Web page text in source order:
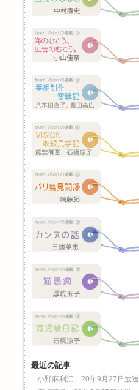
最近の記事
小野麻利江 20年9月27日放送